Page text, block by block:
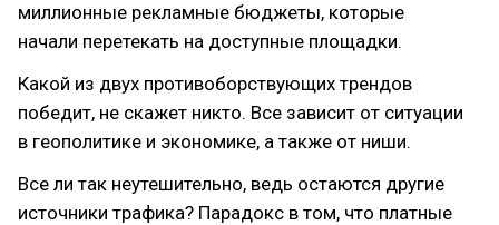
миллионные рекламные бюджеты, которые
начали перетекать на доступные площадки.
Какой из двух противоборствующих трендов
победит, не скажет никто. Все зависит от ситуации
в геополитике и экономике, а также от ниши.
Все ли так неутешительно, ведь остаются другие
источники трафика? Парадокс в том, что платные